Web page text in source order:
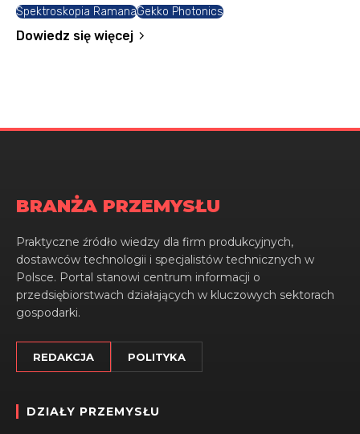
Spektroskopia RamanaGekko Photonics
Dowiedz się więcej
BRANŻA PRZEMYSŁU
Praktyczne źródło wiedzy dla firm produkcyjnych,
dostawców technologii i specjalistów technicznych w
Polsce. Portal stanowi centrum informacji o
przedsiębiorstwach działających w kluczowych sektorach
gospodarki.
REDAKCJA POLITYKA
DZIAŁY PRZEMYSŁU